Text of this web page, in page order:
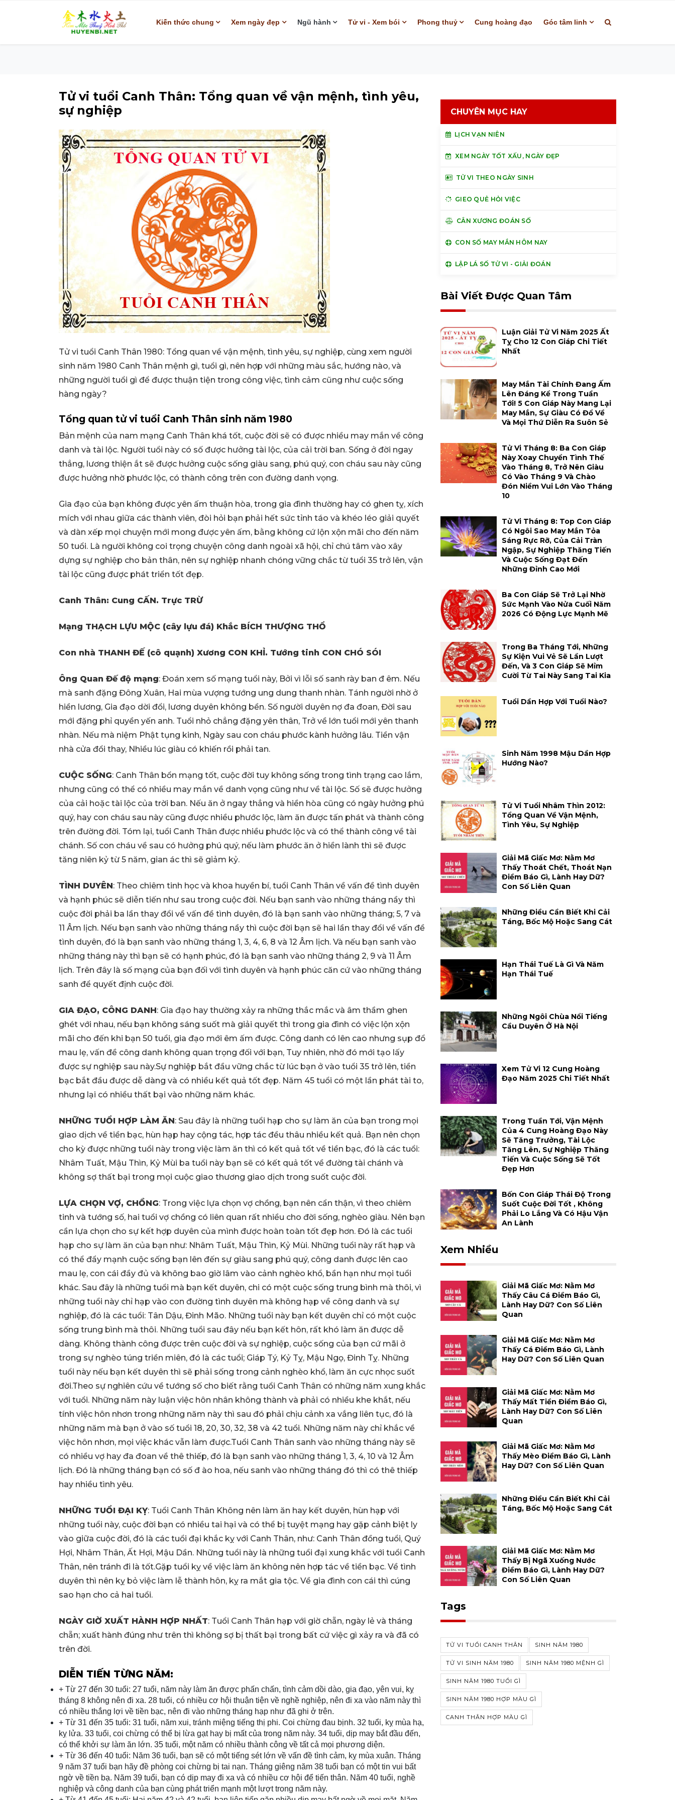
Kiến thức chung Xem ngày đẹp Ngũ hành Tử vi - Xem bói Phong thuỷ Cung hoàng đạo Góc tâm linh
Tử vi tuổi Canh Thân: Tổng quan về vận mệnh, tình yêu,
sự nghiệp
Tử vi tuổi Canh Thân 1980: Tổng quan về vận mệnh, tình yêu, sự nghiệp, cùng xem người
sinh năm 1980 Canh Thân mệnh gì, tuổi gì, nên hợp với những màu sắc, hướng nào, và
những người tuổi gì để được thuận tiện trong công việc, tình cảm cũng như cuộc sống
hàng ngày?
Tổng quan tử vi tuổi Canh Thân sinh năm 1980
Bản mệnh của nam mạng Canh Thân khá tốt, cuộc đời sẽ có được nhiều may mắn về công
danh và tài lộc. Người tuổi này có số được hưởng tài lộc, của cải trời ban. Sống ở đời ngay
thẳng, lương thiện ắt sẽ được hưởng cuộc sống giàu sang, phú quý, con cháu sau này cũng
được hưởng nhờ phước lộc, có thành công trên con đường danh vọng.
Gia đạo của bạn không được yên ấm thuận hòa, trong gia đình thường hay có ghen tỵ, xích
mích với nhau giữa các thành viên, đòi hỏi bạn phải hết sức tỉnh táo và khéo léo giải quyết
và dàn xếp mọi chuyện mới mong được yên ấm, bằng không cứ lộn xộn mãi cho đến năm
50 tuổi. Là người không coi trọng chuyện công danh ngoài xã hội, chỉ chú tâm vào xây
dựng sự nghiệp cho bản thân, nên sự nghiệp nhanh chóng vững chắc từ tuổi 35 trở lên, vận
tài lộc cũng được phát triển tốt đẹp.
Canh Thân: Cung CẤN. Trực TRỪ
Mạng THẠCH LỰU MỘC (cây lựu đá) Khắc BÍCH THƯỢNG THỔ
Con nhà THANH ĐẾ (cô quạnh) Xương CON KHỈ. Tướng tinh CON CHÓ SÓI
Ông Quan Đế độ mạng: Đoán xem số mạng tuổi này, Bởi vì lỗi số sanh rày ban đ êm. Nếu
mà sanh đặng Đông Xuân, Hai mùa vượng tướng ung dung thanh nhàn. Tánh người nhờ ở
hiền lương, Gia đạo dời đổi, lương duyên không bền. Số người duyên nợ đa đoan, Đời sau
mới đặng phỉ quyền yến anh. Tuổi nhỏ chẳng đặng yên thân, Trở về lớn tuổi mới yên thanh
nhàn. Nếu mà niệm Phật tụng kinh, Ngày sau con cháu phước kành hưởng lâu. Tiền vận
nhà cửa đổi thay, Nhiều lúc giàu có khiến rồi phải tan.
CUỘC SỐNG: Canh Thân bổn mạng tốt, cuộc đời tuy không sống trong tình trạng cao lắm,
nhưng cũng có thể có nhiều may mắn về danh vọng cũng như về tài lộc. Số sẽ được hưởng
của cải hoặc tài lộc của trời ban. Nếu ăn ở ngay thẳng và hiền hòa cũng có ngày hưởng phú
quý, hay con cháu sau này cũng được nhiều phước lộc, làm ăn được tấn phát và thành công
trên đường đời. Tóm lại, tuổi Canh Thân được nhiều phước lộc và có thể thành công về tài
chánh. Số con cháu về sau có hưởng phú quý, nếu làm phước ăn ở hiền lành thì sẽ được
tăng niên kỷ từ 5 năm, gian ác thì sẽ giảm kỷ.
TÌNH DUYÊN: Theo chiêm tinh học và khoa huyền bí, tuổi Canh Thân về vấn đề tình duyên
và hạnh phúc sẽ diễn tiến như sau trong cuộc đời. Nếu bạn sanh vào những tháng nầy thì
cuộc đời phải ba lần thay đổi về vấn đề tình duyên, đó là bạn sanh vào những tháng; 5, 7 và
11 Âm lịch. Nếu bạn sanh vào những tháng nầy thì cuộc đời bạn sẽ hai lần thay đổi về vấn đề
tình duyên, đó là bạn sanh vào những tháng 1, 3, 4, 6, 8 và 12 Âm lịch. Và nếu bạn sanh vào
những tháng này thì bạn sẽ có hạnh phúc, đó là bạn sanh vào những tháng 2, 9 và 11 Âm
lịch. Trên đây là số mạng của bạn đối với tình duyên và hạnh phúc căn cứ vào những tháng
sanh để quyết định cuộc đời.
GIA ĐẠO, CÔNG DANH: Gia đạo hay thường xảy ra những thắc mắc và âm thầm ghen
ghét với nhau, nếu bạn không sáng suốt mà giải quyết thì trong gia đình có việc lộn xộn
mãi cho đến khi bạn 50 tuổi, gia đạo mới êm ấm được. Công danh có lên cao nhưng sụp đổ
mau lẹ, vấn đề công danh không quan trọng đối với bạn, Tuy nhiên, nhờ đó mới tạo lấy
được sự nghiệp sau này.Sự nghiệp bắt đầu vững chắc từ lúc bạn ở vào tuổi 35 trở lên, tiền
bạc bắt đầu được dễ dàng và có nhiều kết quả tốt đẹp. Năm 45 tuổi có một lần phát tài to,
nhưng lại có nhiều thất bại vào những năm khác.
NHỮNG TUỔI HỢP LÀM ĂN: Sau đây là những tuổi hạp cho sự làm ăn của bạn trong mọi
giao dịch về tiền bạc, hùn hạp hay cộng tác, hợp tác đều thâu nhiều kết quả. Bạn nên chọn
cho kỳ được những tuổi này trong việc làm ăn thì có kết quả tốt về tiền bạc, đó là các tuổi:
Nhâm Tuất, Mậu Thìn, Kỷ Mùi ba tuổi này bạn sẽ có kết quả tốt về đường tài chánh và
không sợ thất bại trong mọi cuộc giao thương giao dịch trong suốt cuộc đời.
LỰA CHỌN VỢ, CHỒNG: Trong việc lựa chọn vợ chồng, bạn nên cẩn thận, vì theo chiêm
tinh và tướng số, hai tuổi vợ chồng có liên quan rất nhiều cho đời sống, nghèo giàu. Nên bạn
cần lựa chọn cho sự kết hợp duyên của mình được hoàn toàn tốt đẹp hơn. Đó là các tuổi
hạp cho sự làm ăn của bạn như: Nhâm Tuất, Mậu Thìn, Kỷ Mùi. Những tuổi này rất hạp và
có thể đẩy mạnh cuộc sống bạn lên đến sự giàu sang phú quý, công danh được lên cao
mau lẹ, con cái đầy đủ và không bao giờ lâm vào cảnh nghèo khổ, bần hạn như mọi tuổi
khác. Sau đây là những tuổi mà bạn kết duyên, chi có một cuộc sống trung bình mà thôi, vì
những tuổi này chỉ hạp vào con đường tình duyên mà không hạp về công danh và sự
nghiệp, đó là các tuổi: Tân Dậu, Đinh Mão. Những tuổi này bạn kết duyên chỉ có một cuộc
sống trung bình mà thôi. Những tuổi sau đây nếu bạn kết hôn, rất khó làm ăn được dễ
dàng. Không thành công được trên cuộc đời và sự nghiệp, cuộc sống của bạn cứ mãi ở
trong sự nghèo túng triền miên, đó là các tuổi; Giáp Tý, Kỷ Tỵ, Mậu Ngọ, Đinh Tỵ. Những
tuổi này nếu bạn kết duyên thì sẽ phải sống trong cảnh nghèo khổ, làm ăn cực nhọc suốt
đời.Theo sự nghiên cứu về tướng số cho biết rằng tuổi Canh Thân có những năm xung khắc
với tuổi. Những năm này luận việc hôn nhân không thành và phải có nhiều khe khắt, nếu
tính việc hôn nhơn trong những năm này thì sau đó phải chịu cảnh xa vắng liên tục, đó là
những năm mà bạn ở vào số tuổi 18, 20, 30, 32, 38 và 42 tuổi. Những năm này chỉ khắc về
việc hôn nhơn, mọi việc khác vẫn làm được.Tuổi Canh Thân sanh vào những tháng này sẽ
có nhiều vợ hay đa đoan về thê thiếp, đó là bạn sanh vào những tháng 1, 3, 4, 10 và 12 Âm
lịch. Đó là những tháng bạn có số đ ào hoa, nếu sanh vào những tháng đó thì có thê thiếp
hay nhiều tình yêu.
NHỮNG TUỔI ĐẠI KỴ: Tuổi Canh Thân Không nên làm ăn hay kết duyên, hùn hạp với
những tuổi này, cuộc đời bạn có nhiều tai hại và có thể bị tuyệt mạng hay gặp cảnh biệt ly
vào giữa cuộc đời, đó là các tuổi đại khắc kỵ với Canh Thân, như: Canh Thân đồng tuổi, Quý
Hợi, Nhâm Thân, Ất Hợi, Mậu Dần. Những tuổi này là những tuổi đại xung khắc với tuổi Canh
Thân, nên tránh đi là tốt.Gặp tuổi kỵ về việc làm ăn không nên hợp tác về tiền bạc. Về tình
duyên thì nên kỵ bỏ việc làm lễ thành hôn, kỵ ra mắt gia tộc. Về gia đình con cái thì cúng
sao hạn cho cả hai tuổi.
NGÀY GIỜ XUẤT HÀNH HỢP NHẤT: Tuổi Canh Thân hạp với giờ chẵn, ngày lẻ và tháng
chẵn; xuất hành đúng như trên thì không sợ bị thất bại trong bất cứ việc gì xảy ra và đã có
trên đời.
DIỄN TIẾN TỪNG NĂM:
+ Từ 27 đến 30 tuổi: 27 tuổi, năm này làm ăn được phấn chấn, tình cảm dồi dào, gia đạo, yên vui, kỵ
tháng 8 không nên đi xa. 28 tuổi, có nhiều cơ hội thuận tiện về nghề nghiệp, nên đi xa vào năm này thì
có nhiều thắng lợi về tiền bạc, nên đi vào những tháng hạp như đã ghi ở trên.
+ Từ 31 đến 35 tuổi: 31 tuổi, năm xui, tránh miệng tiếng thị phi. Coi chừng đau bịnh. 32 tuổi, kỵ mùa hạ,
kỵ lửa. 33 tuổi, coi chừng có thể bị lừa gạt hay bị mất của trong năm này. 34 tuổi, dịp may bắt đầu đến,
có thể khởi sự làm ăn lớn. 35 tuổi, một năm có nhiều thành công về tất cả mọi phương diện.
+ Từ 36 đến 40 tuổi: Năm 36 tuổi, bạn sẽ có một tiếng sét lớn về vấn đề tình cảm, kỵ mùa xuân. Tháng
9 năm 37 tuổi bạn hãy đề phòng coi chừng bị tai nạn. Tháng giêng năm 38 tuổi bạn có một tin vui bất
ngờ về tiền bạ. Năm 39 tuổi, bạn có dịp may đi xa và có nhiều cơ hội để tiến thân. Năm 40 tuổi, nghề
nghiệp và công danh của bạn cùng phát triển mạnh một lượt trong năm này.
CHUYÊN MỤC HAY
LỊCH VẠN NIÊN
XEM NGÀY TỐT XẤU, NGÀY ĐẸP
TỬ VI THEO NGÀY SINH
GIEO QUẺ HỎI VIỆC
CÂN XƯƠNG ĐOÁN SỐ
CON SỐ MAY MẮN HÔM NAY
LẬP LÁ SỐ TỬ VI - GIẢI ĐOÁN
Bài Viết Được Quan Tâm
Luận Giải Tử Vi Năm 2025 Ất
Tỵ Cho 12 Con Giáp Chi Tiết
Nhất
May Mắn Tài Chính Đang Ấm
Lên Đáng Kể Trong Tuần
Tới! 5 Con Giáp Này Mang Lại
May Mắn, Sự Giàu Có Đổ Về
Và Mọi Thứ Diễn Ra Suôn Sẻ
Tử Vi Tháng 8: Ba Con Giáp
Này Xoay Chuyển Tình Thế
Vào Tháng 8, Trở Nên Giàu
Có Vào Tháng 9 Và Chào
Đón Niềm Vui Lớn Vào Tháng
10
Tử Vi Tháng 8: Top Con Giáp
Có Ngôi Sao May Mắn Tỏa
Sáng Rực Rỡ, Của Cải Tràn
Ngập, Sự Nghiệp Thăng Tiến
Và Cuộc Sống Đạt Đến
Những Đỉnh Cao Mới
Ba Con Giáp Sẽ Trở Lại Nhờ
Sức Mạnh Vào Nửa Cuối Năm
2026 Có Động Lực Mạnh Mẽ
Trong Ba Tháng Tới, Những
Sự Kiện Vui Vẻ Sẽ Lần Lượt
Đến, Và 3 Con Giáp Sẽ Mỉm
Cười Từ Tai Này Sang Tai Kia
Tuổi Dần Hợp Với Tuổi Nào?
Sinh Năm 1998 Mậu Dần Hợp
Hướng Nào?
Tử Vi Tuổi Nhâm Thìn 2012:
Tổng Quan Về Vận Mệnh,
Tình Yêu, Sự Nghiệp
Giải Mã Giấc Mơ: Nằm Mơ
Thấy Thoát Chết, Thoát Nạn
Điềm Báo Gì, Lành Hay Dữ?
Con Số Liên Quan
Những Điều Cần Biết Khi Cải
Táng, Bốc Mộ Hoặc Sang Cát
Hạn Thái Tuế Là Gì Và Năm
Hạn Thái Tuế
Những Ngôi Chùa Nổi Tiếng
Cầu Duyên Ở Hà Nội
Xem Tử Vi 12 Cung Hoàng
Đạo Năm 2025 Chi Tiết Nhất
Trong Tuần Tới, Vận Mệnh
Của 4 Cung Hoàng Đạo Này
Sẽ Tăng Trưởng, Tài Lộc
Tăng Lên, Sự Nghiệp Thăng
Tiến Và Cuộc Sống Sẽ Tốt
Đẹp Hơn
Bốn Con Giáp Thái Độ Trong
Suốt Cuộc Đời Tốt , Không
Phải Lo Lắng Và Có Hậu Vận
An Lành
Xem Nhiều
Giải Mã Giấc Mơ: Nằm Mơ
Thấy Câu Cá Điềm Báo Gì,
Lành Hay Dữ? Con Số Liên
Quan
Giải Mã Giấc Mơ: Nằm Mơ
Thấy Cá Điềm Báo Gì, Lành
Hay Dữ? Con Số Liên Quan
Giải Mã Giấc Mơ: Nằm Mơ
Thấy Mất Tiền Điềm Báo Gì,
Lành Hay Dữ? Con Số Liên
Quan
Giải Mã Giấc Mơ: Nằm Mơ
Thấy Mèo Điềm Báo Gì, Lành
Hay Dữ? Con Số Liên Quan
Những Điều Cần Biết Khi Cải
Táng, Bốc Mộ Hoặc Sang Cát
Giải Mã Giấc Mơ: Nằm Mơ
Thấy Bị Ngã Xuống Nước
Điềm Báo Gì, Lành Hay Dữ?
Con Số Liên Quan
Tags
TỬ VI TUỔI CANH THÂN SINH NĂM 1980
TỬ VI SINH NĂM 1980 SINH NĂM 1980 MỆNH GÌ
SINH NĂM 1980 TUỔI GÌ
SINH NĂM 1980 HỢP MÀU GÌ
CANH THÂN HỢP MÀU GÌ